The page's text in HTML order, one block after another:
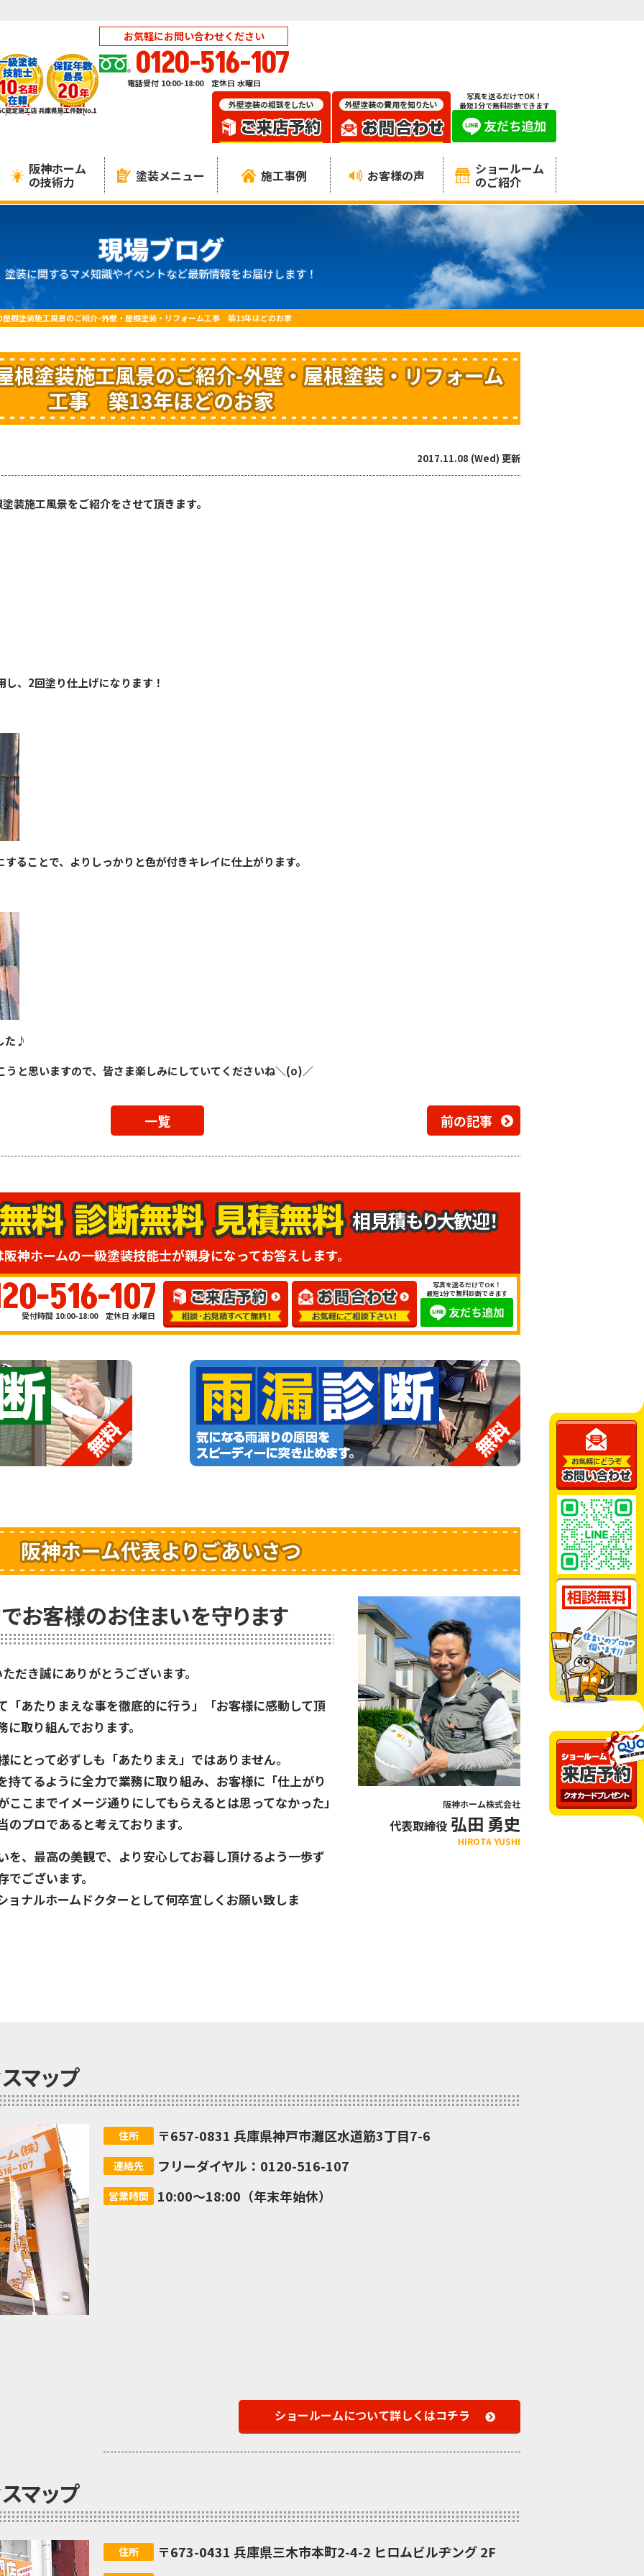
お気軽にお問い合わせください
0120-516-107
電話受付 10:00-18:00 定休日 水曜日
写真を送るだけでOK！
最短1分で無料診断できます
阪神ホーム
の技術力 塗装メニュー 施工事例 お客様の声 ショールーム
のご紹介
現場ブログ
塗装に関するマメ知識やイベントなど最新情報をお届けします！
屋根塗装施工風景のご紹介-外壁・屋根塗装・リフォーム工事 築13年ほどのお家
根塗装施工風景のご紹介-外壁・屋根塗装・リフォーム
工事 築13年ほどのお家
2017.11.08 (Wed) 更新
装施工風景をご紹介をさせて頂きます。
、2回塗り仕上げになります！
ることで、よりしっかりと色が付きキレイに仕上がります。
た♪
うと思いますので、皆さま楽しみにしていてくださいね＼(o)／
一覧 前の記事
相見積もり大歓迎！
神ホームの一級塗装技能士が親身になってお答えします。
516-107
受付時間 10:00-18:00 定休日 水曜日
写真を送るだけでOK！
最短1分で無料診断できます
阪神ホーム代表よりごあいさつ
お客様のお住まいを守ります
阪神ホーム株式会社
代表取締役 弘田 勇史
HIROTA YUSHI
だき誠にありがとうございます。
「あたりまえな事を徹底的に行う」「お客様に感動して頂
取り組んでおります。
とって必ずしも「あたりまえ」ではありません。
持てるように全力で業務に取り組み、お客様に「仕上がり
こまでイメージ通りにしてもらえるとは思ってなかった」
プロであると考えております。
を、最高の美観で、より安心してお暮し頂けるよう一歩ず
ございます。
ナルホームドクターとして何卒宜しくお願い致しま
マップ
住所 〒657-0831 兵庫県神戸市灘区水道筋3丁目7-6
連絡先 フリーダイヤル：0120-516-107
営業時間 10:00～18:00（年末年始休）
ショールームについて詳しくはコチラ
マップ
住所 〒673-0431 兵庫県三木市本町2-4-2 ヒロムビルヂング 2F